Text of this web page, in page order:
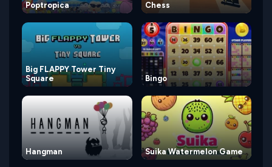
Poptropica Chess
Big FLAPPY Tower Tiny
Square
Bingo
Hangman Suika Watermelon Game